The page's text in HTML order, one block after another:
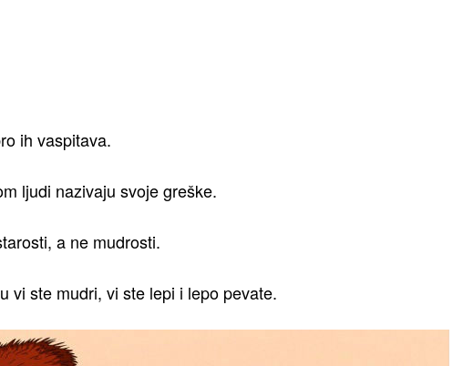
ih vaspitava.
ljudi nazivaju svoje greške.
a ne mudrosti.
vi ste mudri, vi ste lepi i lepo pevate.